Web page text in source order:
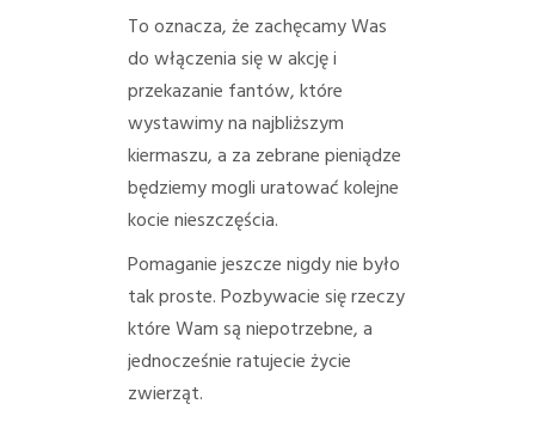
To oznacza, że zachęcamy Was
do włączenia się w akcję i
przekazanie fantów, które
wystawimy na najbliższym
kiermaszu, a za zebrane pieniądze
będziemy mogli uratować kolejne
kocie nieszczęścia.
Pomaganie jeszcze nigdy nie było
tak proste. Pozbywacie się rzeczy
które Wam są niepotrzebne, a
jednocześnie ratujecie życie
zwierząt.